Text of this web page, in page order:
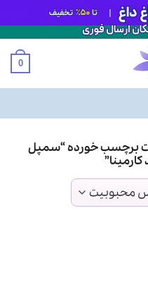
0
برچسب خورده “سمپل
کارمینا”